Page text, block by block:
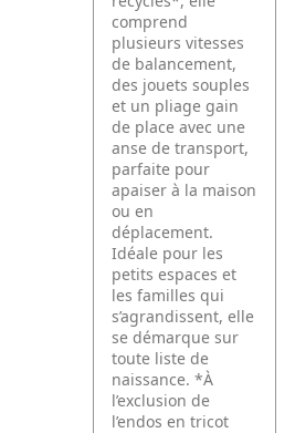
comprend
plusieurs vitesses
de balancement,
des jouets souples
et un pliage gain
de place avec une
anse de transport,
parfaite pour
apaiser à la maison
ou en
déplacement.
Idéale pour les
petits espaces et
les familles qui
s’agrandissent, elle
se démarque sur
toute liste de
naissance. *À
l’exclusion de
l’endos en tricot